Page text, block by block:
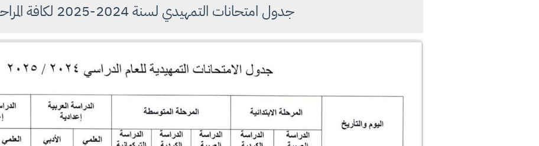
جدول امتحانات التمهيدي لسنة 2024-2025 لكافة المراحل